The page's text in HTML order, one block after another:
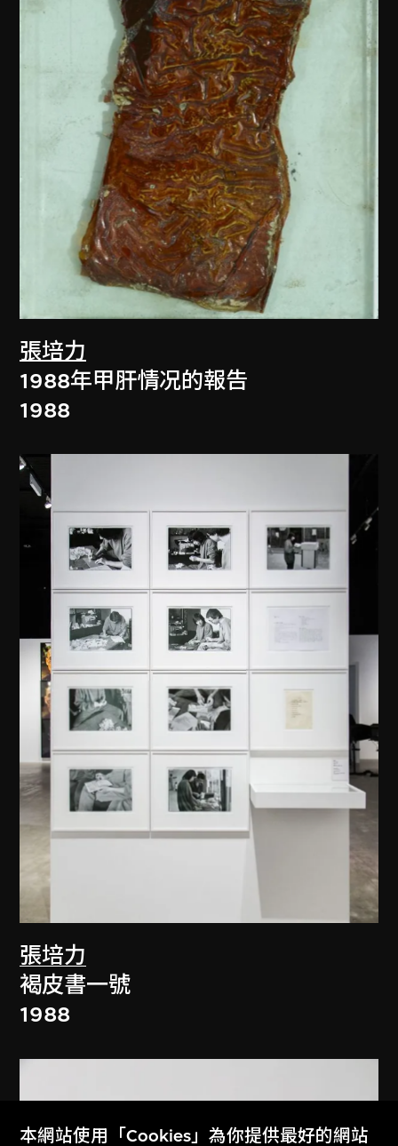
張培力
1988年甲肝情况的報告
1988
張培力
褐皮書一號
1988
本網站使用「Cookies」為你提供最好的網站